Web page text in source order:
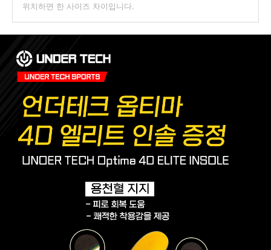
위치하면 한 사이즈 차이입니다.